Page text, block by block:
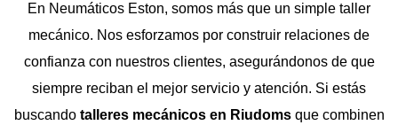
En Neumáticos Eston, somos más que un simple taller
mecánico. Nos esforzamos por construir relaciones de
confianza con nuestros clientes, asegurándonos de que
siempre reciban el mejor servicio y atención. Si estás
buscando talleres mecánicos en Riudomsque combinen